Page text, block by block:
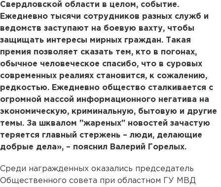
Свердловской области в целом, событие.
Ежедневно тысячи сотрудников разных служб и
ведомств заступают на боевую вахту, чтобы
защищать интересы мирных граждан. Такая
премия позволяет сказать тем, кто в погонах,
обычное человеческое спасибо, что в суровых
современных реалиях становится, к сожалению,
редкостью. Ежедневно общество сталкивается с
огромной массой информационного негатива на
экономическую, криминальную, бытовую и другие
темы. За шквалом "жареных" новостей зачастую
теряется главный стержень – люди, делающие
добрые дела», – пояснил Валерий Горелых.
Среди награжденных оказались председатель
Общественного совета при областном ГУ МВД